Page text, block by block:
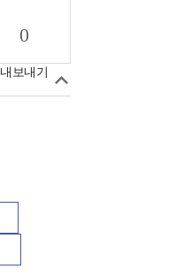
0
내보내기